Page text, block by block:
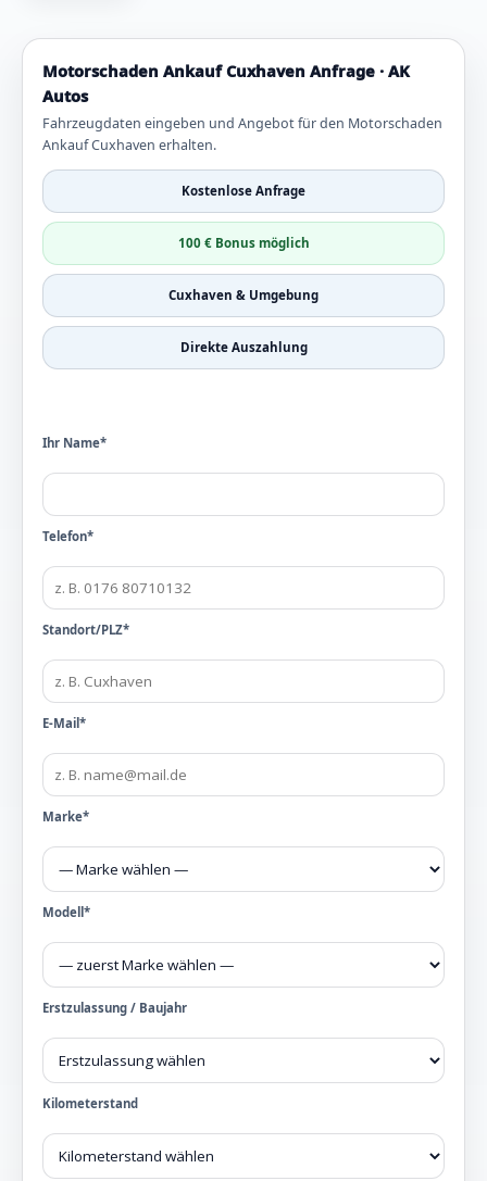
Motorschaden Ankauf Cuxhaven Anfrage · AK
Autos
Fahrzeugdaten eingeben und Angebot für den Motorschaden
Ankauf Cuxhaven erhalten.
Kostenlose Anfrage
100 € Bonus möglich
Cuxhaven & Umgebung
Direkte Auszahlung
Ihr Name*
Telefon*
Standort/PLZ*
E-Mail*
Marke*
Modell*
Erstzulassung / Baujahr
Kilometerstand